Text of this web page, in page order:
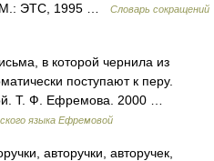
М.: ЭТС, 1995 …
Словарь сокращений
в которой чернила из
поступают к перу.
Т. Ф. Ефремова. 2000 …
языка Ефремовой
авторучки, авторучек,